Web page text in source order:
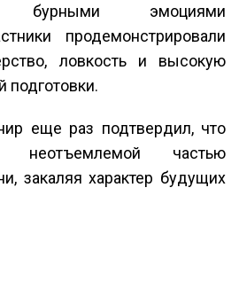
бурными эмоциями
продемонстрировали
ловкость и высокую
подготовки.
еще раз подтвердил, что
неотъемлемой частью
закаляя характер будущих